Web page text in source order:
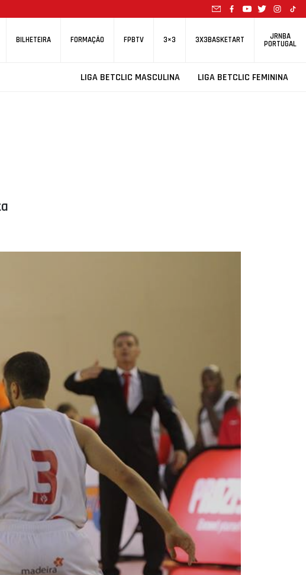
BILHETEIRA FORMAÇÃO FPBTV 3×3 3X3BASKETART JRNBA
PORTUGAL
LIGA BETCLIC MASCULINA LIGA BETCLIC FEMININA